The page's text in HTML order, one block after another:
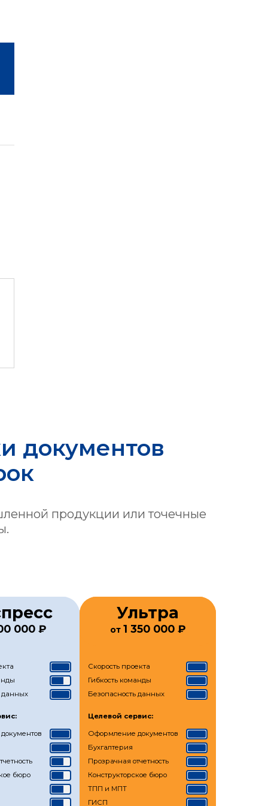
документов
продукции или точечные
000 ₽
данных
бюро
Ультра
от 1 350 000 ₽
Скорость проекта
Гибкость команды
Безопасность данных
Целевой сервис:
Оформление документов
Бухгалтерия
Прозрачная отчетность
Конструкторское бюро
ТПП и МПТ
ГИСП